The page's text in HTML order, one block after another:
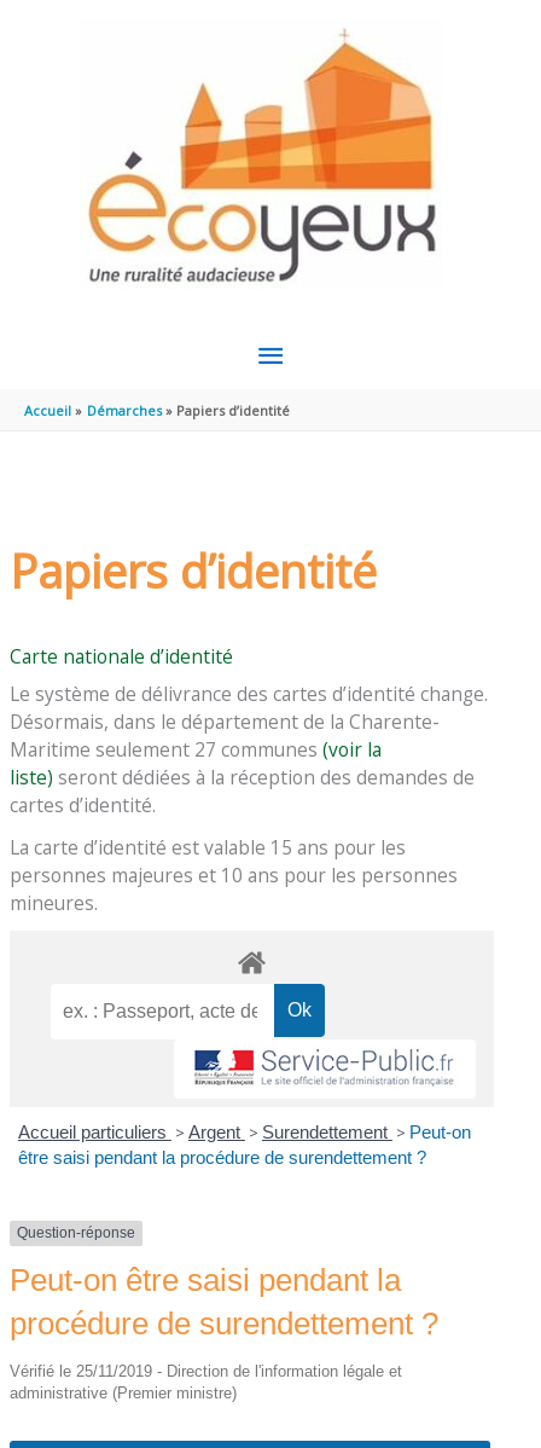
MENU
PRINCIPAL
Accueil Démarches Papiers d’identité
Papiers d’identité
Carte nationale d’identité
Le système de délivrance des cartes d’identité change.
Désormais, dans le département de la Charente-
Maritime seulement 27 communes(voir la
liste) seront dédiées à la réception des demandes de
cartes d’identité.
La carte d’identité est valable 15 ans pour les
personnes majeures et 10 ans pour les personnes
mineures.
Accueil particuliers > Argent > Surendettement > Peut-on
être saisi pendant la procédure de surendettement ?
Question-réponse
Peut-on être saisi pendant la
procédure de surendettement ?
Vérifié le 25/11/2019 - Direction de l'information légale et
administrative (Premier ministre)